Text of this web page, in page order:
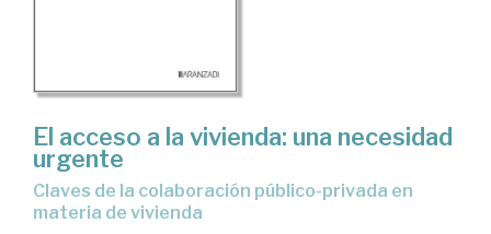
El acceso a la vivienda: una necesidad
urgente
Claves de la colaboración público-privada en
materia de vivienda